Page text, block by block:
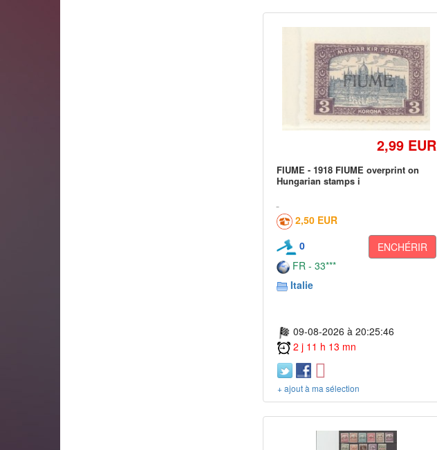
2,99 EUR
FIUME - 1918 FIUME overprint on
Hungarian stamps i
2,50 EUR
0
ENCHÉRIR
FR - 33***
Italie
09-08-2026 à 20:25:46
2 j 11 h 13 mn
+ ajout à ma sélection